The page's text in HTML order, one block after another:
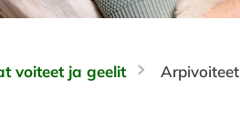
voiteet ja geelit Arpivoiteet